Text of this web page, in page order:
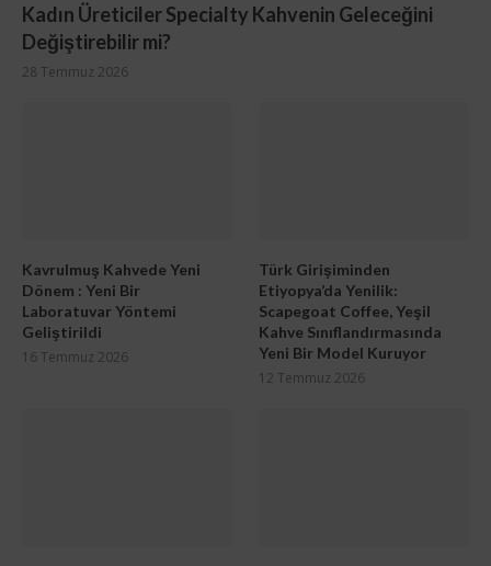
Kadın Üreticiler Specialty Kahvenin Geleceğini
Değiştirebilir mi?
28 Temmuz 2026
Kavrulmuş Kahvede Yeni
Dönem : Yeni Bir
Laboratuvar Yöntemi
Geliştirildi
16 Temmuz 2026
Türk Girişiminden
Etiyopya’da Yenilik:
Scapegoat Coffee, Yeşil
Kahve Sınıflandırmasında
Yeni Bir Model Kuruyor
12 Temmuz 2026